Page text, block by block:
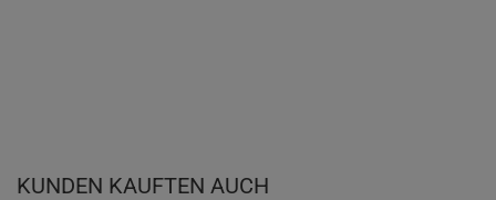
KUNDEN KAUFTEN AUCH